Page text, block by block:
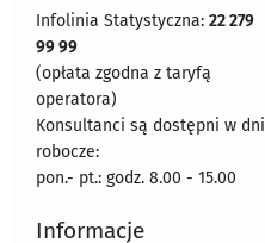
Infolinia Statystyczna: 22 279
99 99
(opłata zgodna z taryfą
operatora)
Konsultanci są dostępni w dni
robocze:
pon.- pt.: godz. 8.00 - 15.00
Informacje